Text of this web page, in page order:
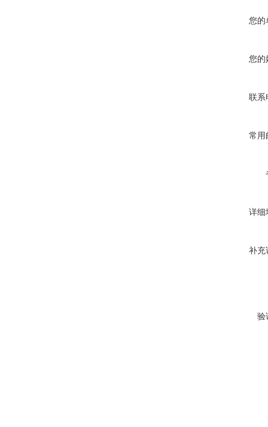
您的
您的
联系
常用
详细
补充
验